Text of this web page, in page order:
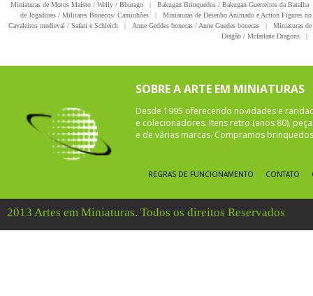
Miniaturas de Motos Maisto / Welly / Bburago
| Bakugan Brinquedos / Bakugan Guerreiros da Batalha
de Jogadores / Militares Bonecos/ Caminhões
|
Miniaturas de Desenho Animado e Action Figures
Cavaleiros medieval / Safari e Schleich
| Anne Geddes bonecas / Anne Guedes bonecas |
Miniaturas
Dragão / Mcfarlane Dragons
|
SOBRE A ARTE EM MINIATURAS
Desde 1995 oferecendo novidades e
e colecionadores. Itens retro (anos 80),
e de várias marcas. Compramos
REGRAS DE FUNCIONAMENTO CONTATO
2013 Artes em Miniaturas. Todos os direitos Reservados